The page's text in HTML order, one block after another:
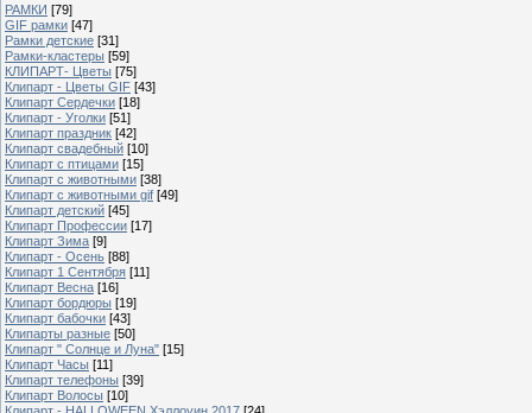
РАМКИ [79]
GIF рамки [47]
Рамки детские [31]
Рамки-кластеры [59]
КЛИПАРТ- Цветы [75]
Клипарт - Цветы GIF [43]
Клипарт Сердечки [18]
Клипарт - Уголки [51]
Клипарт праздник [42]
Клипарт свадебный [10]
Клипарт с птицами [15]
Клипарт с животными [38]
Клипарт с животными gif [49]
Клипарт детский [45]
Клипарт Профессии [17]
Клипарт Зима [9]
Клипарт - Осень [88]
Клипарт 1 Сентября [11]
Клипарт Весна [16]
Клипарт бордюры [19]
Клипарт бабочки [43]
Клипарты разные [50]
Клипарт " Солнце и Луна" [15]
Клипарт Часы [11]
Клипарт телефоны [39]
Клипарт Волосы [10]